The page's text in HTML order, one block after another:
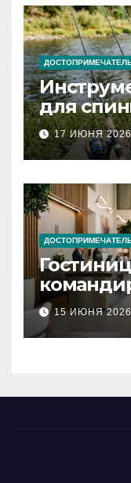
для
типы
17 ИЮНЯ
15 ИЮНЯ 2026